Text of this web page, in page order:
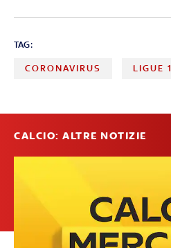
TAG:
CORONAVIRUS LIGUE 1
CALCIO: ALTRE NOTIZIE